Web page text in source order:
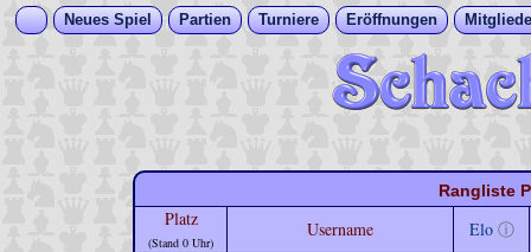
Neues Spiel Partien Turniere Eröffnungen
Rangliste
Platz
(Stand 0 Uhr)
Username Elo ⓘ